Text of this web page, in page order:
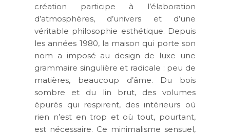
création participe à l’élaboration
d’atmosphères, d’univers et d’une
véritable philosophie esthétique. Depuis
les années 1980, la maison qui porte son
nom a imposé au design de luxe une
grammaire singulière et radicale : peu de
matières, beaucoup d’âme. Du bois
sombre et du lin brut, des volumes
épurés qui respirent, des intérieurs où
rien n’est en trop et où tout, pourtant,
est nécessaire. Ce minimalisme sensuel,